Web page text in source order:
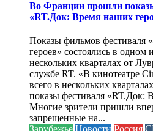
Во Франции прошли
«RT.Док: Время наших
Показы фильмов фестиваля
героев» состоялись в одном
нескольких кварталах от
службе RT. «В кинотеатре
всего в нескольких
показы фестиваля «RT.Док:
Многие зрители пришли
запрещенные на...